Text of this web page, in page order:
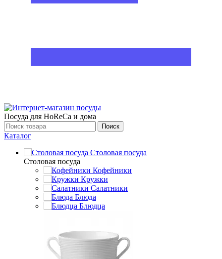
Посуда для HoReCa и дома
Поиск
Каталог
Столовая посуда
Столовая посуда
Кофейники
Кружки
Салатники
Блюда
Блюдца